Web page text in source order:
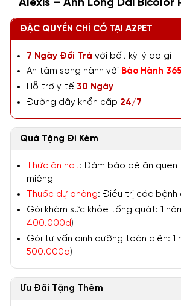
Alexis – Anh Lông Dài Bicolor
ĐẶC QUYỀN CHỈ CÓ TẠI AZPET
7 Ngày Đổi Trả với bất kỳ lý do gì
An tâm song hành với Bảo Hành
Hỗ trợ y tế 30 Ngày
Đường dây khẩn cấp 24/7
Quà Tặng Đi Kèm
Thức ăn hạt: Đảm bảo bé ăn quen
miệng
Thuốc dự phòng: Điều trị các bệnh
Gói khám sức khỏe tổng quát: 1
400.000đ)
Gói tư vấn dinh dưỡng toàn diện: 1
500.000đ)
Ưu Đãi Tặng Thêm